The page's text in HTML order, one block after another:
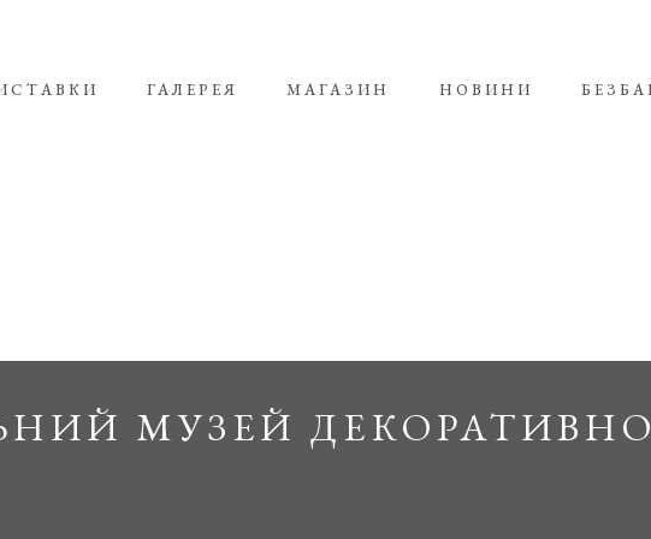
ГАЛЕРЕЯ МАГАЗИН НОВИНИ
No
МУЗЕЙ